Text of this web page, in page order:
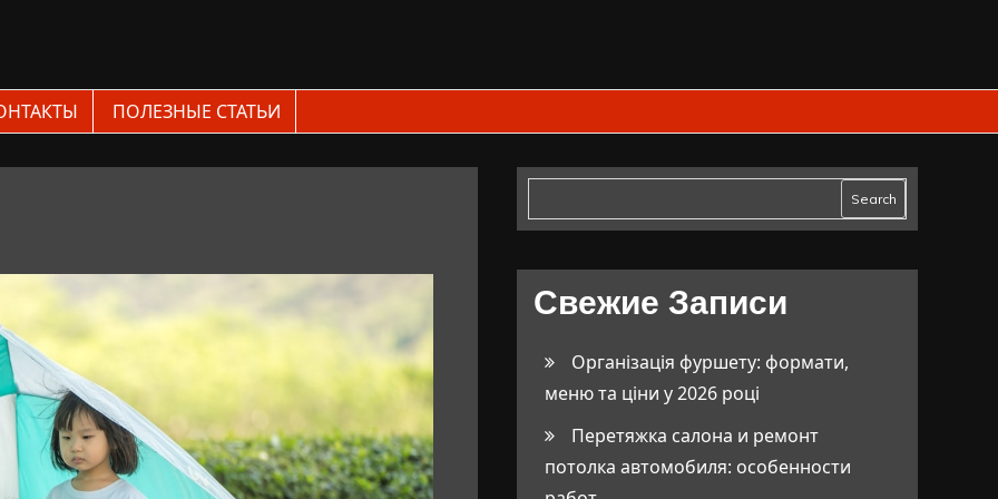
ПОЛЕЗНЫЕ СТАТЬИ
Search
Свежие Записи
Організація фуршету: формати,
меню та ціни у 2026 році
Перетяжка салона и ремонт
потолка автомобиля: особенности